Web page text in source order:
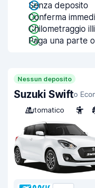
Senza deposito
Conferma
Chilometraggio
Paga una parte
Nessun deposito
Suzuki Swifto
Automatico
5